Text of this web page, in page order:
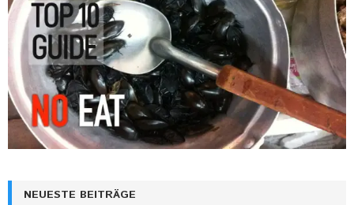
NEUESTE BEITRÄGE